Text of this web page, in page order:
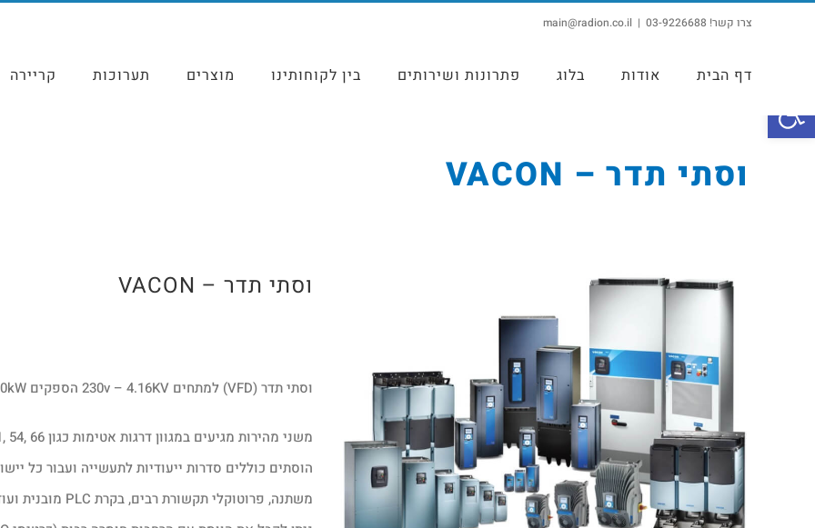
צרו קשר! 03-9226688 |
main@radion.co.il
דף הבית אודות בלוג פתרונות ושירותים בין לקוחותינו מוצרים תערוכות קריירה
וסתי תדר – VACON
וסתי תדר – VACON
וסתי תדר (VFD) למתחים 230v – 4.16KV הספקים 0.18-5000kW
משני מהירות מגיעים במגוון דרגות אטימות כגון IP-00, 20, 21, 54, 66.
הוסתים כוללים סדרות ייעודיות לתעשייה ועבור כל
משתנה, פרוטוקלי תקשורת רבים, בקרת PLC מובנית ועוד.